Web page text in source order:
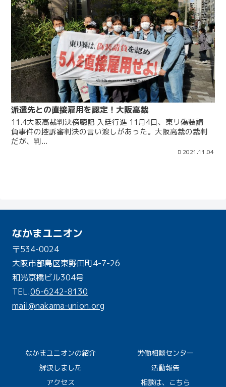
派遣先との直接雇用を認定！大阪高裁
11.4大阪高裁判決傍聴記 入廷行進 11月4日、東リ偽装請
負事件の控訴審判決の言い渡しがあった。大阪高裁の裁判
だが、判...
2021.11.04
なかまユニオン
〒534-0024
大阪市都島区東野田町4-7-26
和光京橋ビル304号
TEL.06-6242-8130
mail@nakama-union.org
なかまユニオンの紹介
労働相談センター
解決しました
活動報告
アクセス
相談は、こちら